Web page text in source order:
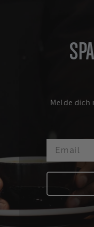
Melde dich